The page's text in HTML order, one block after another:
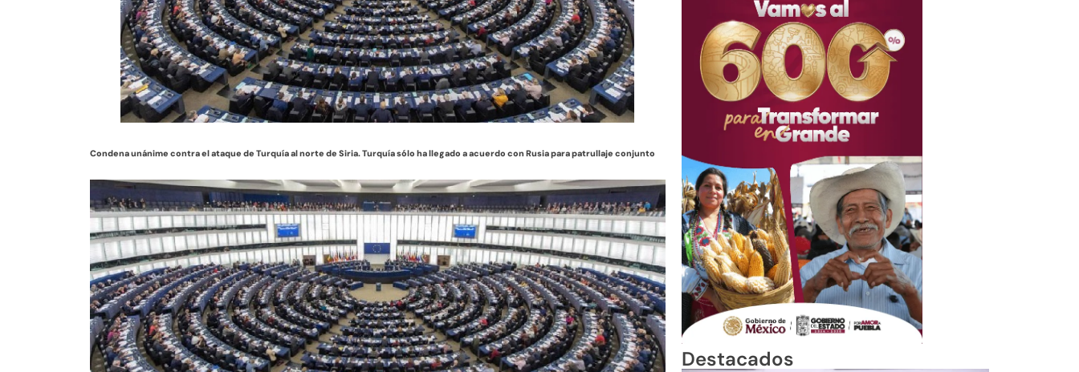
Condena unánime contra el ataque de Turquía al norte de Siria. Turquía sólo ha llegado a acuerdo con Rusia para patrullaje conjunto
Destacados